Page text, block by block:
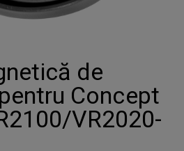
de
Concept
VR2020-